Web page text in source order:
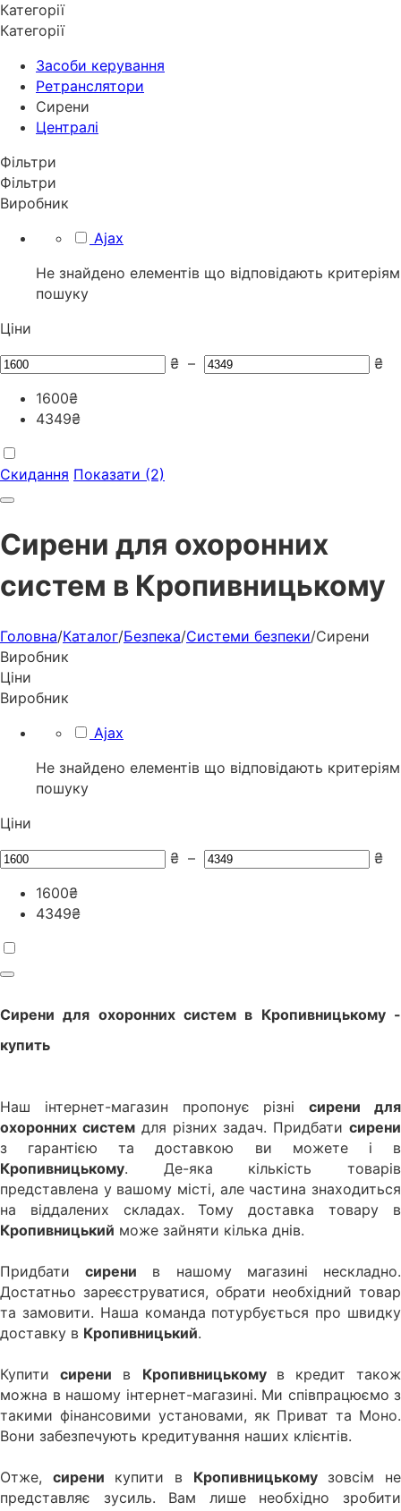
Категорії
Категорії
Засоби керування
Ретранслятори
Сирени
Централі
Фільтри
Фільтри
Виробник
Ajax
Не знайдено елементів що відповідають критеріям
пошуку
Ціни
₴ –
₴
1600₴
4349₴
Скидання Показати (2)
Сирени для охоронних
систем в Кропивницькому
Головна/Каталог/Безпека/Системи безпеки/Сирени
Виробник
Ціни
Виробник
Ajax
Не знайдено елементів що відповідають критеріям
пошуку
Ціни
₴ –
₴
1600₴
4349₴
Сирени для охоронних систем в Кропивницькому-
купить
Наш інтернет-магазин пропонує різнісирени для
охоронних системдля різних задач. Придбатисирени
з гарантією та доставкою ви можете і в
Кропивницькому. Де-яка кількість товарів
представлена у вашому місті, але частина знаходиться
на віддалених складах. Тому доставка товару в
Кропивницький може зайняти кілька днів.
Придбатисирени в нашому магазині нескладно.
Достатньо зареєструватися, обрати необхідний товар
та замовити. Наша команда потурбується про швидку
доставку в Кропивницький.
Купитисирени в Кропивницькому в кредит також
можна в нашому інтернет-магазині. Ми співпрацюємо з
такими фінансовими установами, як Приват та Моно.
Вони забезпечують кредитування наших клієнтів.
Отже, сирени купити в Кропивницькомузовсім не
представляє зусиль. Вам лише необхідно зробити